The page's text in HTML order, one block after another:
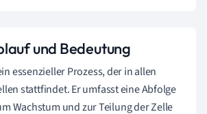
und Bedeutung
essenzieller Prozess, der in allen
stattfindet. Er umfasst eine Abfolge
Wachstum und zur Teilung der Zelle